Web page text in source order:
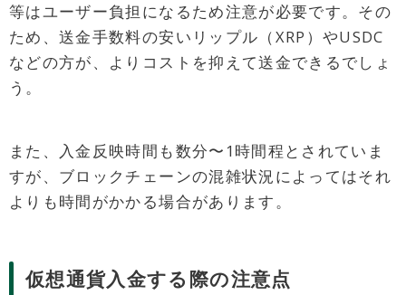
等はユーザー負担になるため注意が必要です。その
ため、送金手数料の安いリップル（XRP）やUSDC
などの方が、よりコストを抑えて送金できるでしょ
う。
また、入金反映時間も数分〜1時間程とされていま
すが、ブロックチェーンの混雑状況によってはそれ
よりも時間がかかる場合があります。
仮想通貨入金する際の注意点